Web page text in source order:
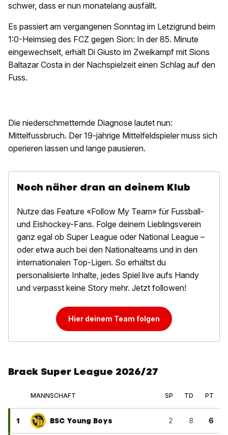
schwer, dass er nun monatelang ausfällt.
Es passiert am vergangenen Sonntag im Letzigrund beim
1:0-Heimsieg des FCZ gegen Sion: In der 85. Minute
eingewechselt, erhält Di Giusto im Zweikampf mit Sions
Baltazar Costa in der Nachspielzeit einen Schlag auf den
Fuss.
Die niederschmetternde Diagnose lautet nun:
Mittelfussbruch. Der 19-jährige Mittelfeldspieler muss sich
operieren lassen und lange pausieren.
Noch näher dran an deinem Klub
Nutze das Feature «Follow My Team» für Fussball-
und Eishockey-Fans. Folge deinem Lieblingsverein
ganz egal ob Super League oder National League –
oder etwa auch bei den Nationalteams und in den
internationalen Top-Ligen. So erhältst du
personalisierte Inhalte, jedes Spiel live aufs Handy
und verpasst keine Story mehr. Jetzt followen!
Hier deinem Team folgen
Brack Super League 2026/27
MANNSCHAFT SP TD PT
1 BSC Young Boys 2 8 6